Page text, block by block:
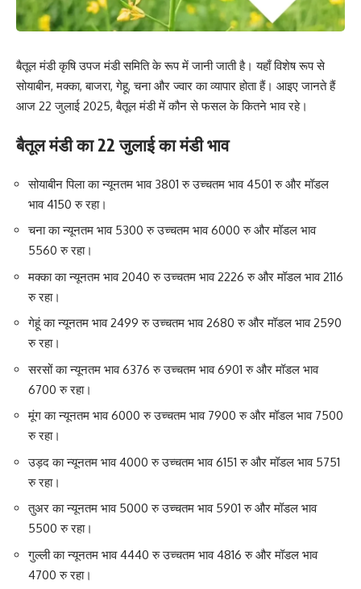
बैतूल मंडी कृषि उपज मंडी समिति के रूप में जानी जाती है। यहाँ विशेष रूप से
सोयाबीन, मक्का, बाजरा, गेहू, चना और ज्वार का व्यापार होता हैं। आइए जानते हैं
आज 22 जुलाई 2025, बैतूल मंडी में कौन से फसल के कितने भाव रहे।
बैतूल मंडी का 22 जुलाई कामंडी भाव
सोयाबीन पिला का न्यूनतम भाव 3801 रु उच्चतम भाव 4501 रु और मॉडल
भाव 4150 रु रहा।
चना का न्यूनतम भाव 5300 रु उच्चतम भाव 6000 रु और मॉडल भाव
5560 रु रहा।
मक्का का न्यूनतम भाव 2040 रु उच्चतम भाव 2226 रु और मॉडल भाव 2116
रु रहा।
गेहूं का न्यूनतम भाव 2499 रु उच्चतम भाव 2680 रु और मॉडल भाव 2590
रु रहा।
सरसों का न्यूनतम भाव 6376 रु उच्चतम भाव 6901 रु और मॉडल भाव
6700 रु रहा।
मूंग का न्यूनतम भाव 6000 रु उच्चतम भाव 7900 रु और मॉडल भाव 7500
रु रहा।
उड़द का न्यूनतम भाव 4000 रु उच्चतम भाव 6151 रु और मॉडल भाव 5751
रु रहा।
तुअर का न्यूनतम भाव 5000 रु उच्चतम भाव 5901 रु और मॉडल भाव
5500 रु रहा।
गुल्ली का न्यूनतम भाव 4440 रु उच्चतम भाव 4816 रु और मॉडल भाव
4700 रु रहा।